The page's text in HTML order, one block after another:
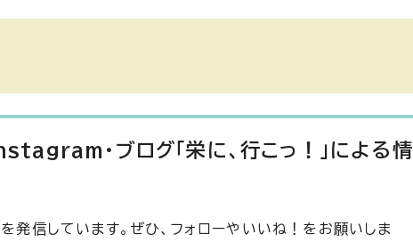
・ブログ「栄に、行こっ！」による情
発信しています。ぜひ、フォローやいいね！をお願いしま